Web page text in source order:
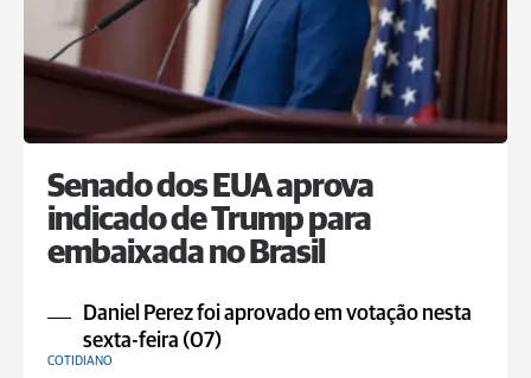
Senado dos EUA aprova
indicado de Trump para
embaixada no Brasil
Daniel Perez foi aprovado em votação nesta
sexta-feira (07)
COTIDIANO